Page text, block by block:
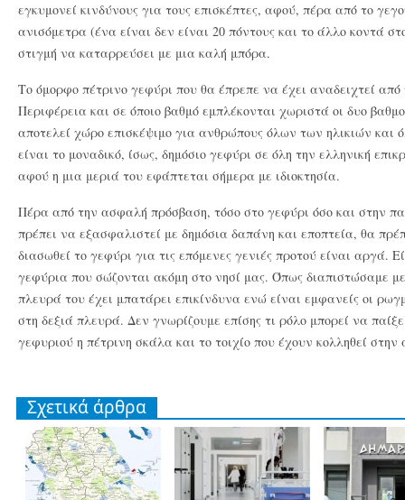
εγκυμονεί κινδύνους για τους επισκέπτες, αφού, πέρα από το
ανισόμετρα (ένα είναι δεν είναι 20 πόντους και το άλλο κοντά
στιγμή να καταρρεύσει με μια καλή μπόρα.
Το όμορφο πέτρινο γεφύρι που θα έπρεπε να έχει αναδειχτεί από
Περιφέρεια και σε όποιο βαθμό εμπλέκονται χωριστά οι δυο
αποτελεί χώρο επισκέψιμο για ανθρώπους όλων των ηλικιών και
είναι το μοναδικό, ίσως, δημόσιο γεφύρι σε όλη την ελληνική
αφού η μια μεριά του εφάπτεται σήμερα με ιδιοκτησία.
Πέρα από την ασφαλή πρόσβαση, τόσο στο γεφύρι όσο και στην
πρέπει να εξασφαλιστεί με δημόσια δαπάνη και εποπτεία, θα
διασωθεί το γεφύρι για τις επόμενες γενιές προτού είναι αργά.
γεφύρια που σώζονται ακόμη στο νησί μας. Όπως διαπιστώσαμε
πλευρά του έχει μπατάρει επικίνδυνα ενώ είναι εμφανείς οι
στη δεξιά πλευρά. Δεν γνωρίζουμε επίσης τι ρόλο μπορεί να
γεφυριού η πέτρινη σκάλα και το τοιχίο που έχουν κολληθεί στην
Σχετικά άρθρα